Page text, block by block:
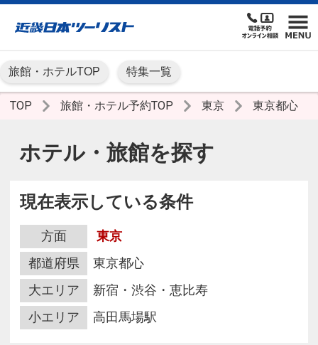
旅館・ホテルTOP 特集一覧
TOP 旅館・ホテル予約TOP 東京 東京都心
ホテル・旅館を探す
現在表示している条件
方面
東京
都道府県
東京都心
大エリア
新宿・渋谷・恵比寿
小エリア
高田馬場駅